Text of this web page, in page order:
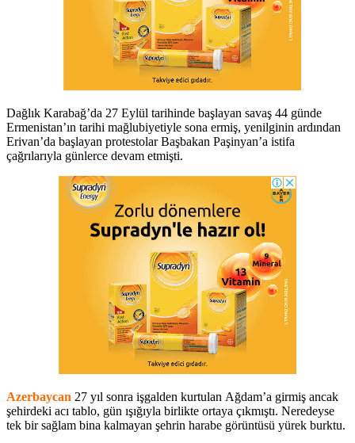
Dağlık Karabağ’da 27 Eylül tarihinde başlayan savaş 44 günde
Ermenistan’ın tarihi mağlubiyetiyle sona ermiş, yenilginin ardından
Erivan’da başlayan protestolar Başbakan Paşinyan’a istifa
çağrılarıyla günlerce devam etmişti.
Azerbaycan 27 yıl sonra işgalden kurtulan Ağdam’a girmiş ancak
şehirdeki acı tablo, gün ışığıyla birlikte ortaya çıkmıştı. Neredeyse
tek bir sağlam bina kalmayan şehrin harabe görüntüsü yürek burktu.